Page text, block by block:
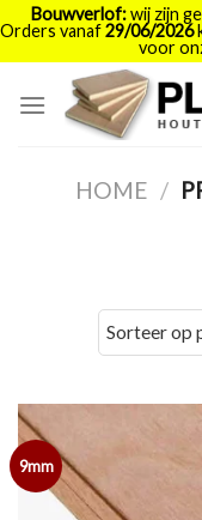
Bouwverlof:wij zijn
Orders vanaf29/06/2026
voor
HOME /
9mm